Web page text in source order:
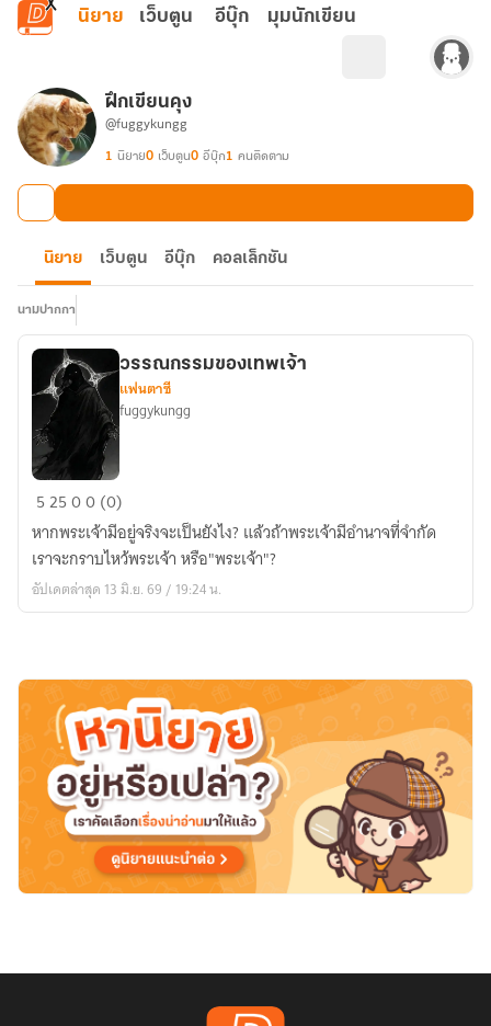
ข้ามไปยังเนื้อหาหลัก
นิยาย เว็บตูน อีบุ๊ก มุมนักเขียน
ฝึกเขียนคุง
@fuggykungg
1 นิยาย0 เว็บตูน0 อีบุ๊ก1 คนติดตาม
นิยาย เว็บตูน อีบุ๊ก คอลเล็กชัน
นามปากกา
วรรณกรรม
เทพเจ้า
วรรณกรรมของเทพเจ้า
แฟนตาซี
fuggykungg
52500 (0)
หากพระเจ้ามีอยู่จริงจะเป็นยังไง? แล้วถ้าพระเจ้ามีอำนาจที่จำกัด
เราจะกราบไหว้พระเจ้า หรือ"พระเจ้า"?
อัปเดตล่าสุด 13 มิ.ย. 69 / 19:24 น.